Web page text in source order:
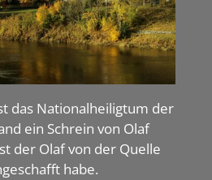
das Nationalheiligtum der
ein Schrein von Olaf
der Olaf von der Quelle
habe.